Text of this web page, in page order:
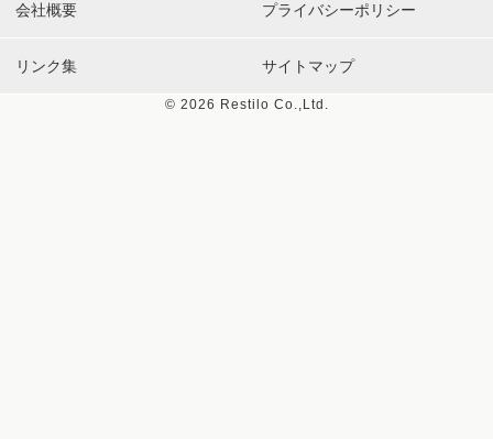
会社概要 プライバシーポリシー
リンク集 サイトマップ
© 2026 Restilo Co.,Ltd.